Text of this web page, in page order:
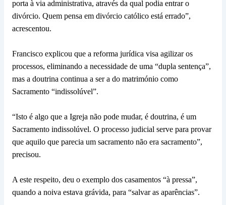
porta à via administrativa, através da qual podia entrar o
divórcio. Quem pensa em divórcio católico está errado”,
acrescentou.
Francisco explicou que a reforma jurídica visa agilizar os
processos, eliminando a necessidade de uma “dupla sentença”,
mas a doutrina continua a ser a do matrimónio como
Sacramento “indissolúvel”.
“Isto é algo que a Igreja não pode mudar, é doutrina, é um
Sacramento indissolúvel. O processo judicial serve para provar
que aquilo que parecia um sacramento não era sacramento”,
precisou.
A este respeito, deu o exemplo dos casamentos “à pressa”,
quando a noiva estava grávida, para “salvar as aparências”.